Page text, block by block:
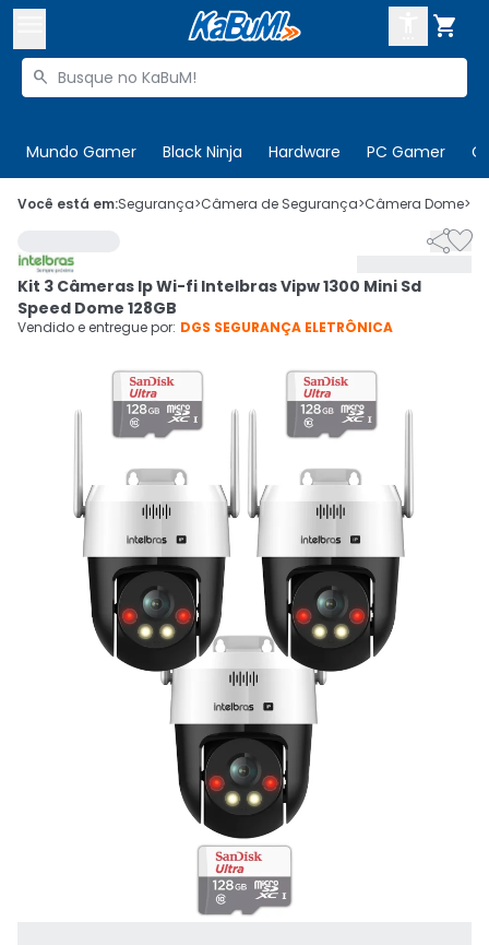

Buscar produtos

Mundo Gamer Black Ninja Hardware PC Gamer
 Olá. Acesse sua conta

Cupons
Ativar tradutor em libras
CADASTRE-SE
Você está em:Segurança>Câmera de Segurança>Câmera Dome>

Kit 3 Câmeras Ip Wi-fi Intelbras Vipw 1300 Mini Sd
Speed Dome 128GB
Vendido e entregue por: DGS SEGURANÇA ELETRÔNICA